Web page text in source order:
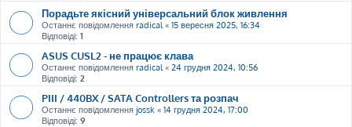
Порадьте якісний універсальний блок живлення
Останнє повідомлення radical« 15 вересня 2025, 16:34
Відповіді: 1
ASUS CUSL2 - не працює клава
Останнє повідомлення radical« 24 грудня 2024, 10:56
Відповіді: 2
PIII / 440BX / SATA Controllers та розпач
Останнє повідомлення jossk « 14 грудня 2024, 17:00
Відповіді: 9